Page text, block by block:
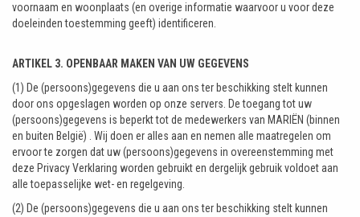
voornaam en woonplaats (en overige informatie waarvoor u voor deze
doeleinden toestemming geeft) identificeren.
ARTIKEL 3. OPENBAAR MAKEN VAN UW GEGEVENS
(1) De (persoons)gegevens die u aan ons ter beschikking stelt kunnen
door ons opgeslagen worden op onze servers. De toegang tot uw
(persoons)gegevens is beperkt tot de medewerkers van MARIËN (binnen
en buiten België) . Wij doen er alles aan en nemen alle maatregelen om
ervoor te zorgen dat uw (persoons)gegevens in overeenstemming met
deze Privacy Verklaring worden gebruikt en dergelijk gebruik voldoet aan
alle toepasselijke wet- en regelgeving.
(2) De (persoons)gegevens die u aan ons ter beschikking stelt kunnen